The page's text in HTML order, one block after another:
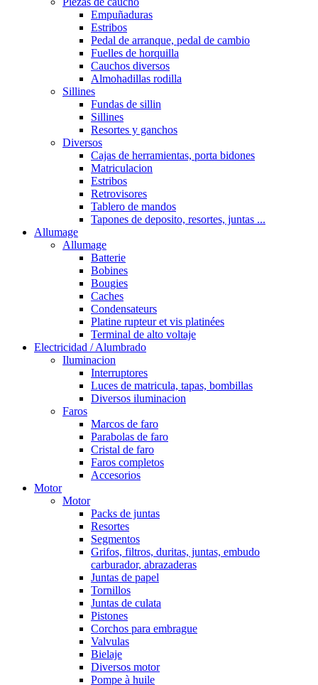
Empuñaduras
Estribos
Pedal de arranque, pedal de cambio
Fuelles de horquilla
Cauchos diversos
Almohadillas rodilla
Sillines
Fundas de sillin
Sillines
Resortes y ganchos
Diversos
Cajas de herramientas, porta bidones
Matriculacion
Estribos
Retrovisores
Tablero de mandos
Tapones de deposito, resortes, juntas ...
Allumage
Allumage
Batterie
Bobines
Bougies
Caches
Condensateurs
Platine rupteur et vis platinées
Terminal de alto voltaje
Electricidad / Alumbrado
Iluminacion
Interruptores
Luces de matricula, tapas, bombillas
Diversos iluminacion
Faros
Marcos de faro
Parabolas de faro
Cristal de faro
Faros completos
Accesorios
Motor
Motor
Packs de juntas
Resortes
Segmentos
Grifos, filtros, duritas, juntas, embudo
carburador, abrazaderas
Juntas de papel
Tornillos
Juntas de culata
Pistones
Corchos para embrague
Valvulas
Bielaje
Diversos motor
Pompe à huile